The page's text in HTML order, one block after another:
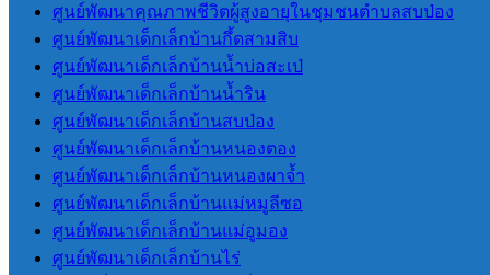
ศูนย์พัฒนาคุณภาพชีวิตผู้สูงอายุในชุมชนตำบลสบป่อง
ศูนย์พัฒนาเด็กเล็กบ้านกึ้ดสามสิบ
ศูนย์พัฒนาเด็กเล็กบ้านน้ำบ่อสะเป่
ศูนย์พัฒนาเด็กเล็กบ้านน้ำริน
ศูนย์พัฒนาเด็กเล็กบ้านสบป่อง
ศูนย์พัฒนาเด็กเล็กบ้านหนองตอง
ศูนย์พัฒนาเด็กเล็กบ้านหนองผาจ้ำ
ศูนย์พัฒนาเด็กเล็กบ้านแม่หมูลีซอ
ศูนย์พัฒนาเด็กเล็กบ้านแม่อูมอง
ศูนย์พัฒนาเด็กเล็กบ้านไร่
โปร่งใสของ อปท. (ITA) 2569
LPA
การประเมินประสิทธิภาพขององค์กร
ปกครองส่วนท้องถิ่น LPA
แผนพัฒนา